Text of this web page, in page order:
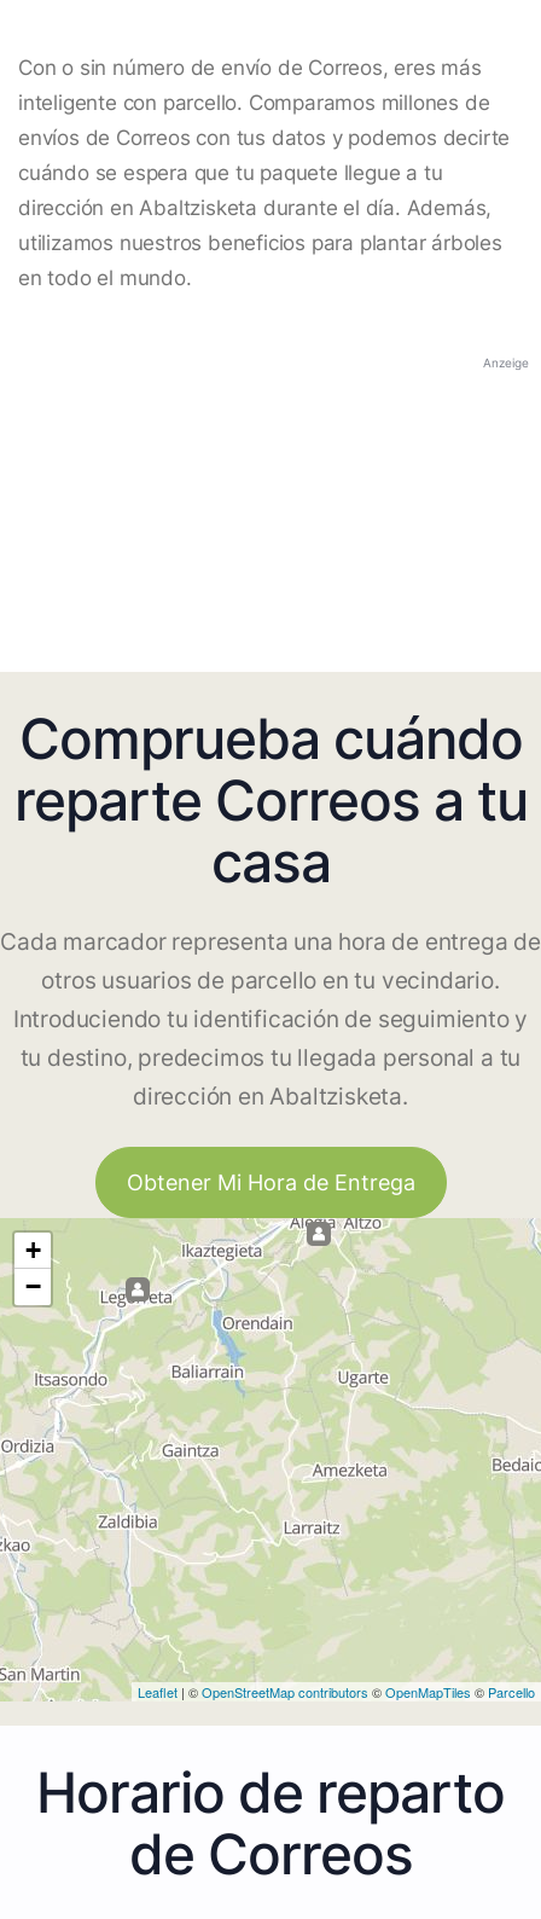
Con o sin número de envío de Correos, eres más
inteligente con parcello. Comparamos millones de
envíos de Correos con tus datos y podemos decirte
cuándo se espera que tu paquete llegue a tu
dirección en Abaltzisketa durante el día. Además,
utilizamos nuestros beneficios para plantar árboles
en todo el mundo.
Anzeige
Comprueba cuándo
reparte Correos a tu
casa
Cada marcador representa una hora de entrega de
otros usuarios de parcello en tu vecindario.
Introduciendo tu identificación de seguimiento y
tu destino, predecimos tu llegada personal a tu
dirección en Abaltzisketa.
Obtener Mi Hora de Entrega
+
−
Leaflet | ©OpenStreetMap contributors ©OpenMapTiles © Parcello
Horario de reparto
de Correos